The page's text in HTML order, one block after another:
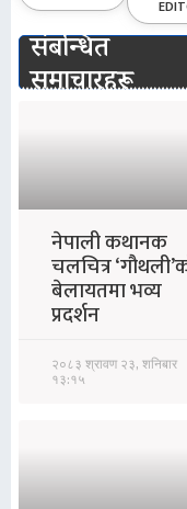
संबन्धित
समाचारहरू
नेपाली कथानक
चलचित्र
बेलायतमा भव्य
प्रदर्शन
२०८३ श्रावण २३, शनिबार
१३:१५